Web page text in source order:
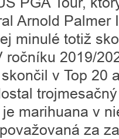
Arnold Palmer
minulé totiž
ročníku 2019/
v Top 20
marihuana v
za